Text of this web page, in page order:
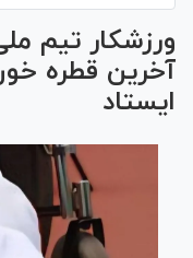
ورزشکار تیم
آخرین قطره
ایستاد